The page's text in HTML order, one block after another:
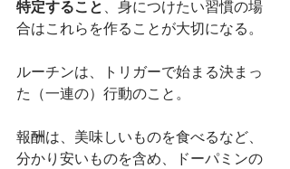
特定すること 、身につけたい習慣の場
合はこれらを作ることが大切になる。
ルーチンは、トリガーで始まる決まっ
た（一連の）行動のこと。
報酬は、美味しいものを食べるなど、
分かり安いものを含め、ドーパミンの